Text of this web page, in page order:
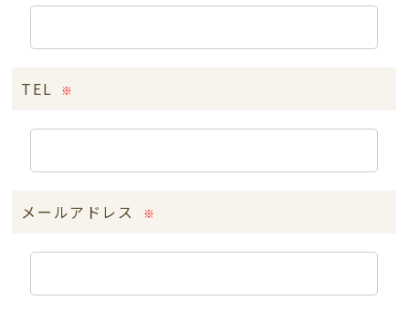
TEL
メールアドレス